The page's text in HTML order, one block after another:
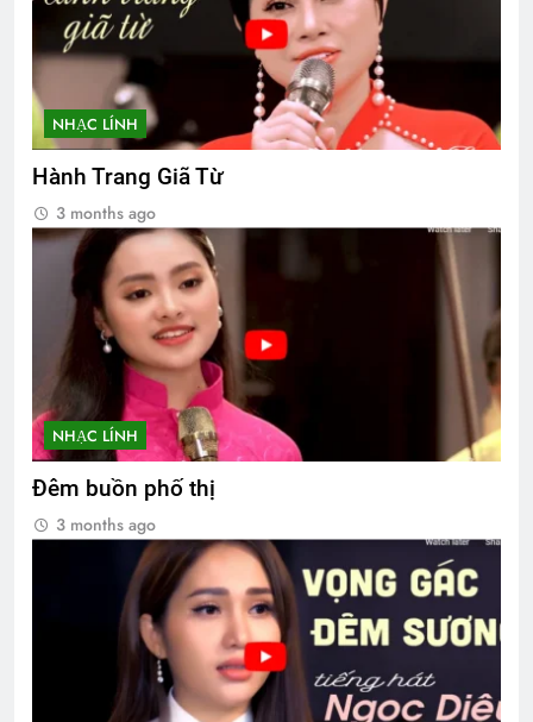
NHẠC LÍNH
Hành Trang Giã Từ
3 months ago
NHẠC LÍNH
Đêm buồn phố thị
3 months ago